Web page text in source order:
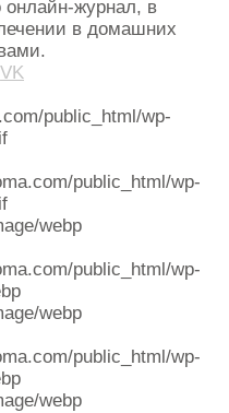
онлайн-журнал, в
в домашних
VK
public_html/wp-
public_html/wp-
webp
public_html/wp-
webp
public_html/wp-
webp